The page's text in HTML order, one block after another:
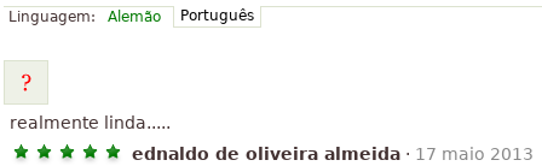
Linguagem: Alemão Português
realmente linda.....
ednaldo de oliveira almeida · 17 maio 2013